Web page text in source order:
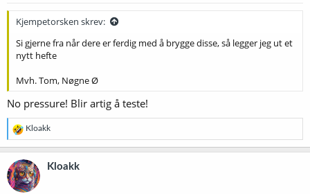
Kjempetorsken skrev:
Si gjerne fra når dere er ferdig med å brygge disse, så legger jeg ut et
nytt hefte
Mvh. Tom, Nøgne Ø
No pressure! Blir artig å teste!
R
e
a
k
s
j
Kloakk
Kloakk